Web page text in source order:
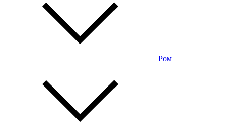
Ром